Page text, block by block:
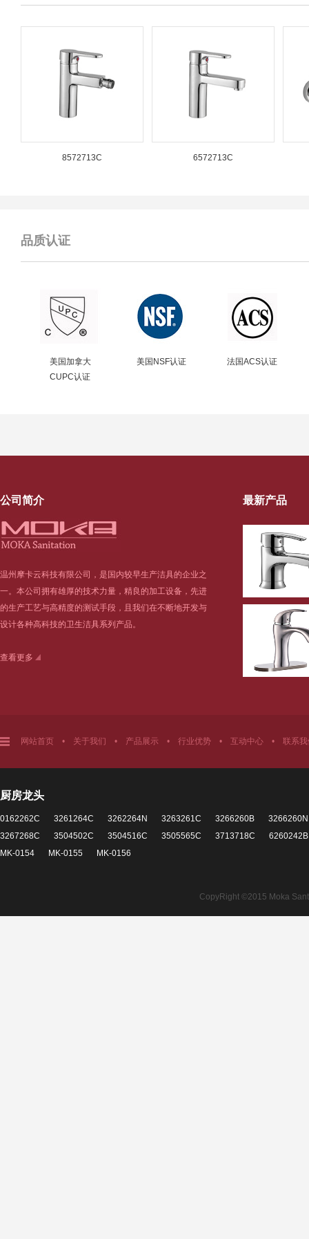
8572713C 6572713C
品质认证
美国加拿大
CUPC认证
美国NSF认证 法国ACS认证
公司简介
温州摩卡云科技有限公司，是国内较早生产洁具的企业之
一。本公司拥有雄厚的技术力量，精良的加工设备，先进
的生产工艺与高精度的测试手段，且我们在不断地开发与
设计各种高科技的卫生洁具系列产品。
查看更多
最新产品
网站首页 • 关于我们 • 产品展示 • 行业优势 • 互动中心 • 联系
厨房龙头
0162262C 3261264C 3262264N 3263261C 3266260B
3266260N
3267268C
3504502C 3504516C 3505565C 3713718C
6260242B
MK-0154
MK-0155 MK-0156
CopyRight ©2015 Moka